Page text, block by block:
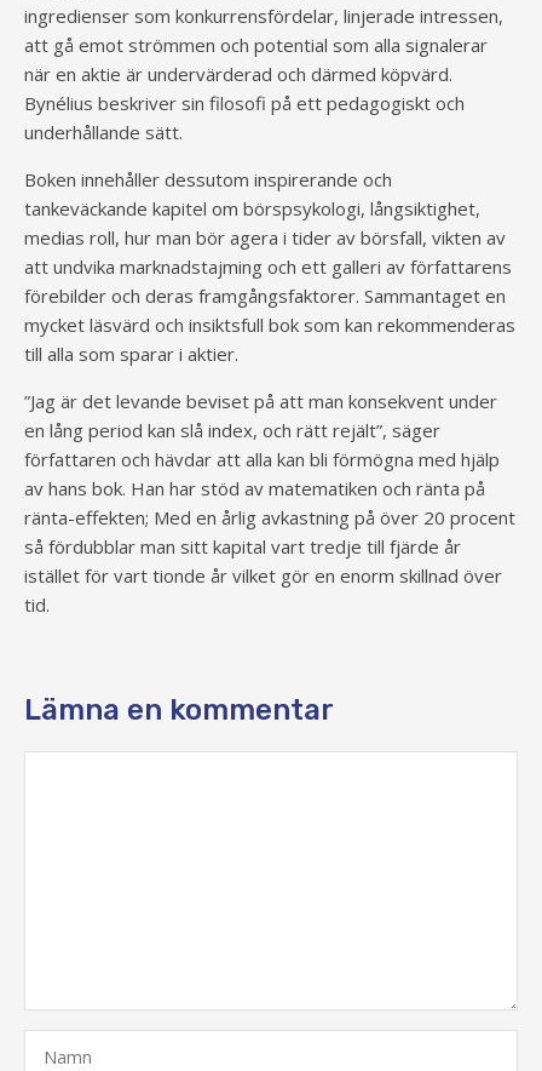
ingredienser som konkurrensfördelar, linjerade intressen,
att gå emot strömmen och potential som alla signalerar
när en aktie är undervärderad och därmed köpvärd.
Bynélius beskriver sin filosofi på ett pedagogiskt och
underhållande sätt.
Boken innehåller dessutom inspirerande och
tankeväckande kapitel om börspsykologi, långsiktighet,
medias roll, hur man bör agera i tider av börsfall, vikten av
att undvika marknadstajming och ett galleri av författarens
förebilder och deras framgångsfaktorer. Sammantaget en
mycket läsvärd och insiktsfull bok som kan rekommenderas
till alla som sparar i aktier.
”Jag är det levande beviset på att man konsekvent under
en lång period kan slå index, och rätt rejält”, säger
författaren och hävdar att alla kan bli förmögna med hjälp
av hans bok. Han har stöd av matematiken och ränta på
ränta-effekten; Med en årlig avkastning på över 20 procent
så fördubblar man sitt kapital vart tredje till fjärde år
istället för vart tionde år vilket gör en enorm skillnad över
tid.
Lämna en kommentar